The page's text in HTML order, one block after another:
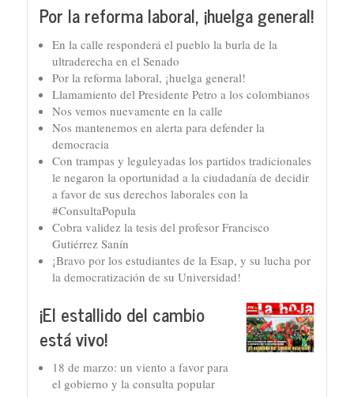
Por la reforma laboral, ¡huelga general!
En la calle responderá el pueblo la burla de la
ultraderecha en el Senado
Por la reforma laboral, ¡huelga general!
Llamamiento del Presidente Petro a los colombianos
Nos vemos nuevamente en la calle
Nos mantenemos en alerta para defender la
democracia
Con trampas y leguleyadas los partidos tradicionales
le negaron la oportunidad a la ciudadanía de decidir
a favor de sus derechos laborales con la
#ConsultaPopula
Cobra validez la tesis del profesor Francisco
Gutiérrez Sanín
¡Bravo por los estudiantes de la Esap, y su lucha por
la democratización de su Universidad!
¡El estallido del cambio
está vivo!
18 de marzo: un viento a favor para
el gobierno y la consulta popular